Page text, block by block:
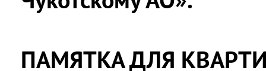
ПАМЯТКА ДЛЯ